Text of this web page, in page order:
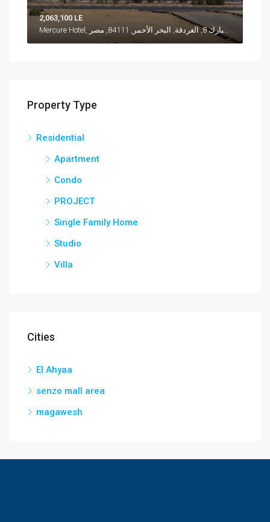
2,063,100 LE
Property Type
Residential
Apartment
Condo
PROJECT
Single Family Home
Studio
Villa
Cities
El Ahyaa
senzo mall area
magawesh